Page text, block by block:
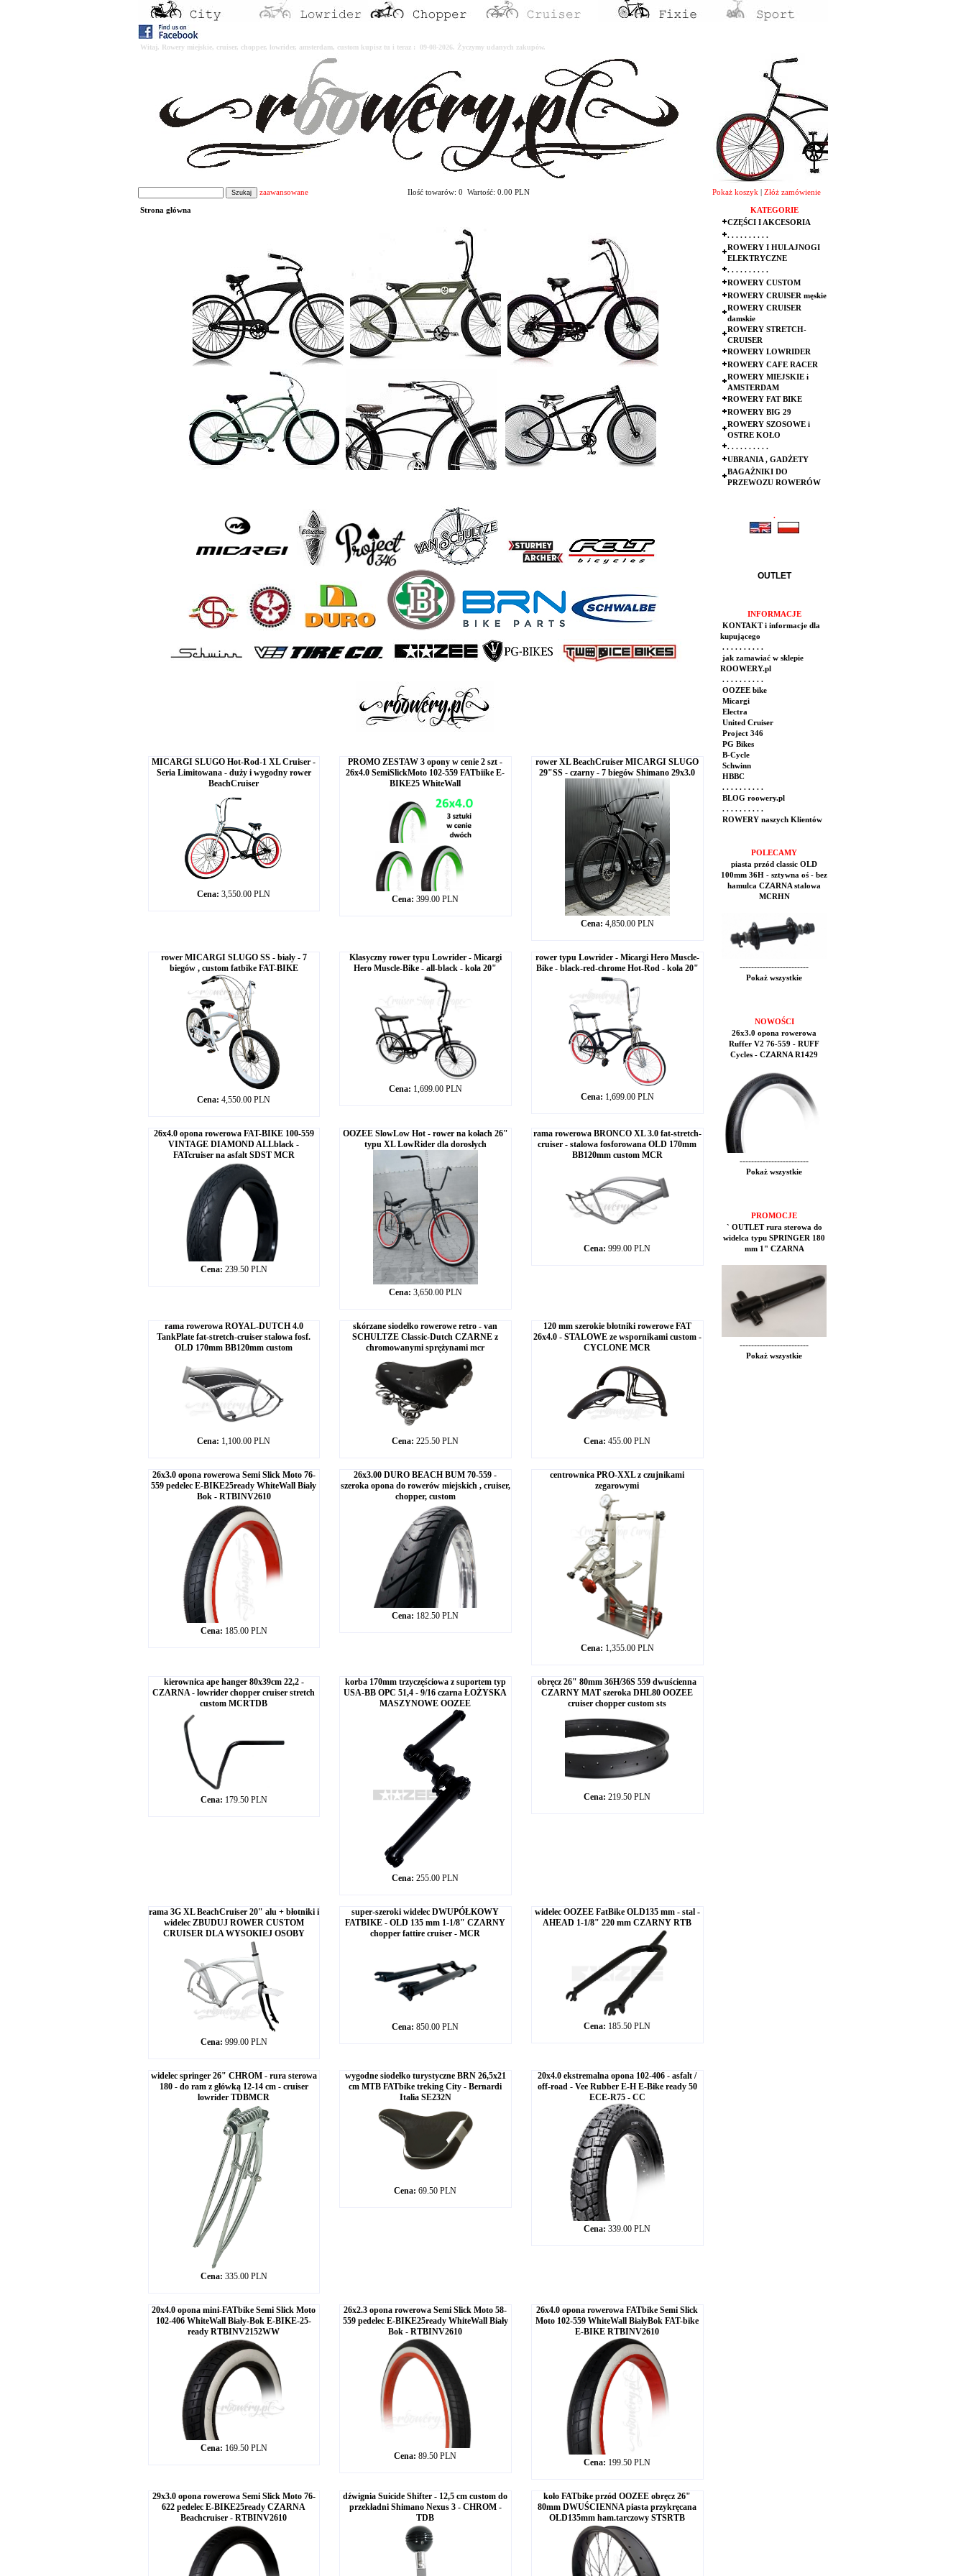
Witaj. Rowery miejskie, cruiser, chopper, lowrider, amsterdam, custom kupisz tu i teraz : 09-08-2026. Życzymy udanych zakupów.
zaawansowane Ilość towarów: 0 Wartość: 0.00 PLN Pokaż koszyk Złóż zamówienie
Strona główna
MICARGI SLUGO Hot-Rod-1 XL Cruiser -
Seria Limitowana - duży i wygodny rower
BeachCruiser
Cena: 3,550.00 PLN
PROMO ZESTAW 3 opony w cenie 2 szt -
26x4.0 SemiSlickMoto 102-559 FATbiike E-
BIKE25 WhiteWall
Cena: 399.00 PLN
rower XL BeachCruiser MICARGI SLUGO
29"SS - czarny - 7 biegów Shimano 29x3.0
Cena: 4,850.00 PLN
rower MICARGI SLUGO SS - biały - 7
biegów , custom fatbike FAT-BIKE
Cena: 4,550.00 PLN
Klasyczny rower typu Lowrider - Micargi
Hero Muscle-Bike - all-black - koła 20"
Cena: 1,699.00 PLN
rower typu Lowrider - Micargi Hero Muscle-
Bike - black-red-chrome Hot-Rod - koła 20"
Cena: 1,699.00 PLN
26x4.0 opona rowerowa FAT-BIKE 100-559
VINTAGE DIAMOND ALLblack -
FATcruiser na asfalt SDST MCR
Cena: 239.50 PLN
OOZEE SlowLow Hot - rower na kołach 26"
typu XL LowRider dla dorosłych
Cena: 3,650.00 PLN
rama rowerowa BRONCO XL 3.0 fat-stretch-
cruiser - stalowa fosforowana OLD 170mm
BB120mm custom MCR
Cena: 999.00 PLN
rama rowerowa ROYAL-DUTCH 4.0
TankPlate fat-stretch-cruiser stalowa fosf.
OLD 170mm BB120mm custom
Cena: 1,100.00 PLN
skórzane siodełko rowerowe retro - van
SCHULTZE Classic-Dutch CZARNE z
chromowanymi sprężynami mcr
Cena: 225.50 PLN
120 mm szerokie błotniki rowerowe FAT
26x4.0 - STALOWE ze wspornikami custom -
CYCLONE MCR
Cena: 455.00 PLN
26x3.0 opona rowerowa Semi Slick Moto 76-
559 pedelec E-BIKE25ready WhiteWall Biały
Bok - RTBINV2610
Cena: 185.00 PLN
26x3.00 DURO BEACH BUM 70-559 -
szeroka opona do rowerów miejskich , cruiser,
chopper, custom
Cena: 182.50 PLN
centrownica PRO-XXL z czujnikami
zegarowymi
Cena: 1,355.00 PLN
kierownica ape hanger 80x39cm 22,2 -
CZARNA - lowrider chopper cruiser stretch
custom MCRTDB
Cena: 179.50 PLN
korba 170mm trzyczęściowa z suportem typ
USA-BB OPC 51,4 - 9/16 czarna ŁOŻYSKA
MASZYNOWE OOZEE
Cena: 255.00 PLN
obręcz 26" 80mm 36H/36S 559 dwuścienna
CZARNY MAT szeroka DHL80 OOZEE
cruiser chopper custom sts
Cena: 219.50 PLN
rama 3G XL BeachCruiser 20" alu + błotniki i
widelec ZBUDUJ ROWER CUSTOM
CRUISER DLA WYSOKIEJ OSOBY
Cena: 999.00 PLN
super-szeroki widelec DWUPÓŁKOWY
FATBIKE - OLD 135 mm 1-1/8" CZARNY
chopper fattire cruiser - MCR
Cena: 850.00 PLN
widelec OOZEE FatBike OLD135 mm - stal -
AHEAD 1-1/8" 220 mm CZARNY RTB
Cena: 185.50 PLN
widelec springer 26" CHROM - rura sterowa
180 - do ram z główką 12-14 cm - cruiser
lowrider TDBMCR
Cena: 335.00 PLN
wygodne siodełko turystyczne BRN 26,5x21
cm MTB FATbike treking City - Bernardi
Italia SE232N
Cena: 69.50 PLN
20x4.0 ekstremalna opona 102-406 - asfalt /
off-road - Vee Rubber E-H E-Bike ready 50
ECE-R75 - CC
Cena: 339.00 PLN
20x4.0 opona mini-FATbike Semi Slick Moto
102-406 WhiteWall Biały-Bok E-BIKE-25-
ready RTBINV2152WW
Cena: 169.50 PLN
26x2.3 opona rowerowa Semi Slick Moto 58-
559 pedelec E-BIKE25ready WhiteWall Biały
Bok - RTBINV2610
Cena: 89.50 PLN
26x4.0 opona rowerowa FATbike Semi Slick
Moto 102-559 WhiteWall BiałyBok FAT-bike
E-BIKE RTBINV2610
Cena: 199.50 PLN
29x3.0 opona rowerowa Semi Slick Moto 76-
622 pedelec E-BIKE25ready CZARNA
Beachcruiser - RTBINV2610
dźwignia Suicide Shifter - 12,5 cm custom do
przekładni Shimano Nexus 3 - CHROM -
TDB
koło FATbike przód OOZEE obręcz 26"
80mm DWUŚCIENNA piasta przykręcana
OLD135mm ham.tarczowy STSRTB
KATEGORIE
CZĘŚCI I AKCESORIA
. . . . . . . . . .
ROWERY I HULAJNOGI
ELEKTRYCZNE
. . . . . . . . . .
ROWERY CUSTOM
ROWERY CRUISER męskie
ROWERY CRUISER
damskie
ROWERY STRETCH-
CRUISER
ROWERY LOWRIDER
ROWERY CAFE RACER
ROWERY MIEJSKIE i
AMSTERDAM
ROWERY FAT BIKE
ROWERY BIG 29
ROWERY SZOSOWE i
OSTRE KOŁO
. . . . . . . . . .
UBRANIA , GADŻETY
BAGAŻNIKI DO
PRZEWOZU ROWERÓW
.
OUTLET
INFORMACJE
KONTAKT i informacje dla
kupującego
. . . . . . . . . .
jak zamawiać w sklepie
ROOWERY.pl
. . . . . . . . . .
OOZEE bike
Micargi
Electra
United Cruiser
Project 346
PG Bikes
B-Cycle
Schwinn
HBBC
. . . . . . . . . .
BLOG roowery.pl
. . . . . . . . . .
ROWERY naszych Klientów
POLECAMY
piasta przód classic OLD
100mm 36H - sztywna oś - bez
hamulca CZARNA stalowa
MCRHN
------------------------
Pokaż wszystkie
NOWOŚCI
26x3.0 opona rowerowa
Ruffer V2 76-559 - RUFF
Cycles - CZARNA R1429
------------------------
Pokaż wszystkie
PROMOCJE
` OUTLET rura sterowa do
widelca typu SPRINGER 180
mm 1" CZARNA
------------------------
Pokaż wszystkie